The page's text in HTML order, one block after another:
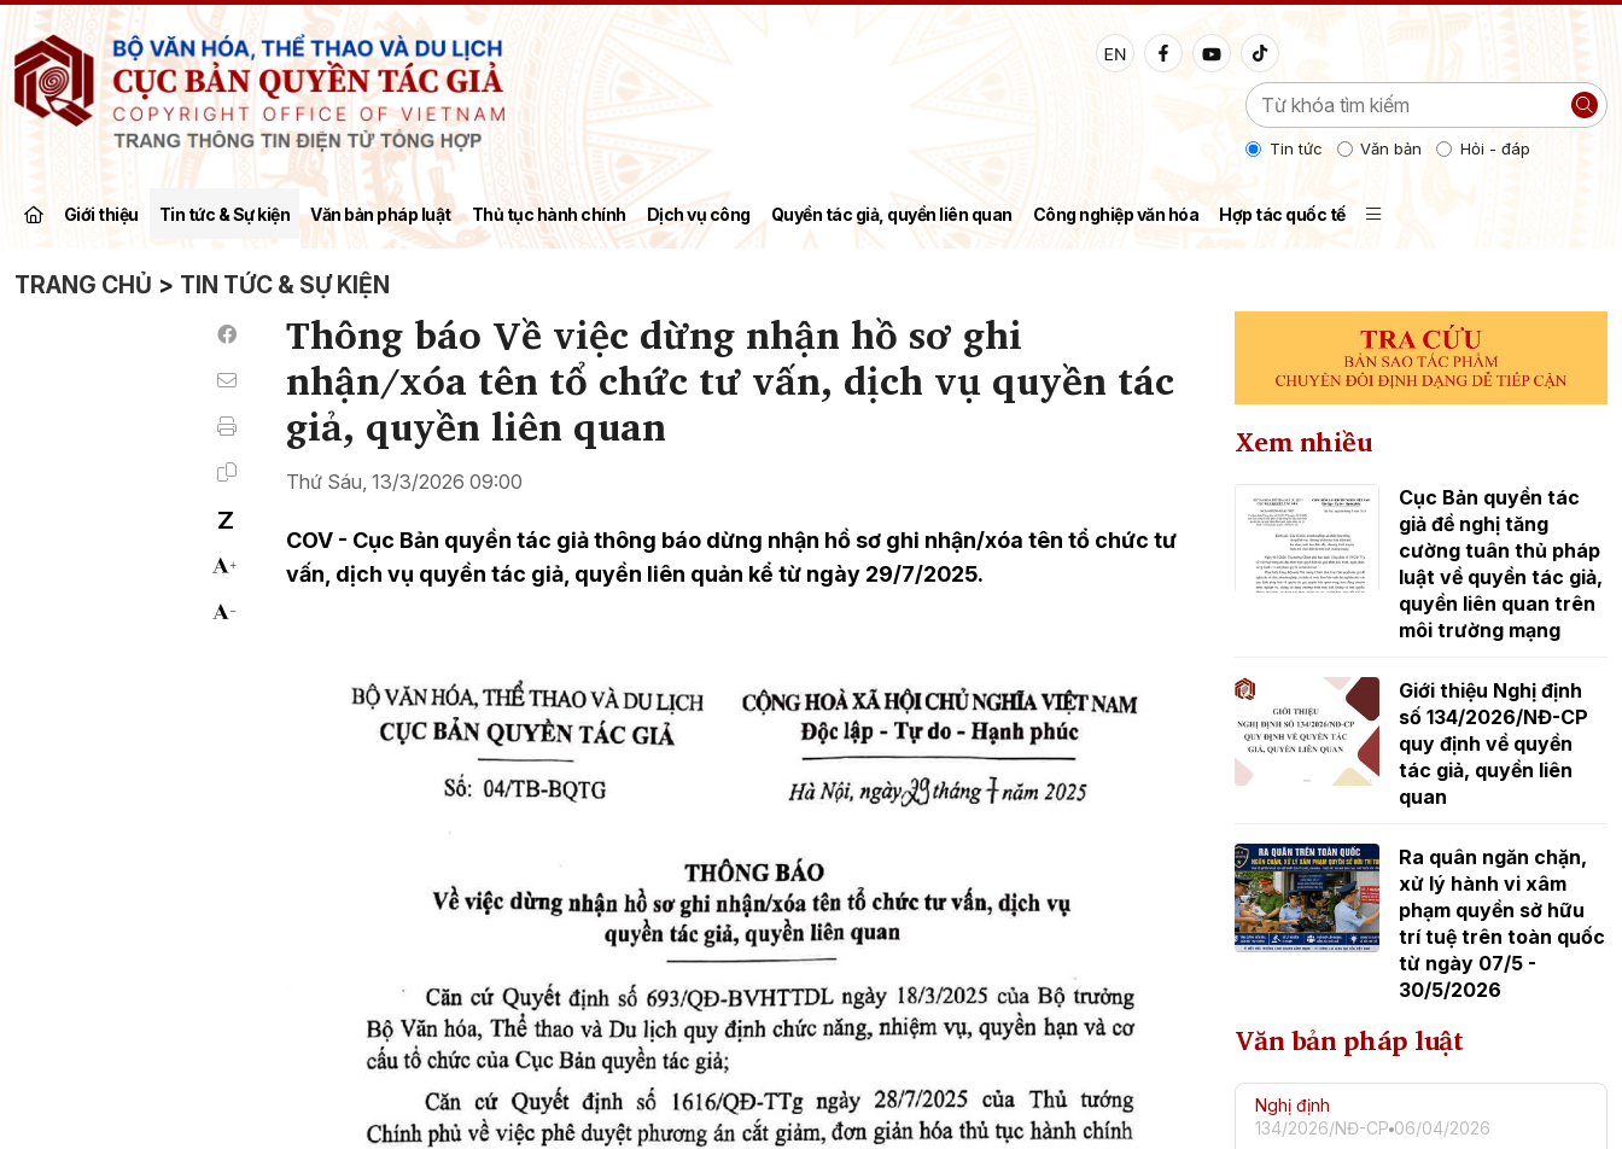
Tin tức Văn bản Hỏi - đáp
Giới thiệu Tin tức & Sự kiện Văn bản pháp luật Thủ tục hành chính Dịch vụ công Quyền tác giả, quyền liên quan Công nghiệp văn hóa Hợp tác quốc tế
TRANG CHỦ > TIN TỨC & SỰ KIỆN
Thông báo Về việc dừng nhận hồ sơ ghi
nhận/xóa tên tổ chức tư vấn, dịch vụ quyền tác
giả, quyền liên quan
Thứ Sáu, 13/3/2026 09:00
COV - Cục Bản quyền tác giả thông báo dừng nhận hồ sơ ghi nhận/xóa tên tổ chức tư
vấn, dịch vụ quyền tác giả, quyền liên quản kể từ ngày 29/7/2025.
Xem nhiều
Cục Bản quyền tác
giả đề nghị tăng
cường tuân thủ pháp
luật về quyền tác giả,
quyền liên quan trên
môi trường mạng
Giới thiệu Nghị định
số 134/2026/NĐ-CP
quy định về quyền
tác giả, quyền liên
quan
Ra quân ngăn chặn,
xử lý hành vi xâm
phạm quyền sở hữu
trí tuệ trên toàn quốc
từ ngày 07/5 -
30/5/2026
Văn bản pháp luật
Nghị định
134/2026/NĐ-CP 06/04/2026